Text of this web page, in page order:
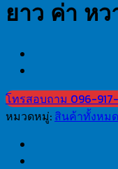
ยาว ค่า ห
โทรสอบถาม 096-
หมวดหมู่: สินค้าทั้งหมด